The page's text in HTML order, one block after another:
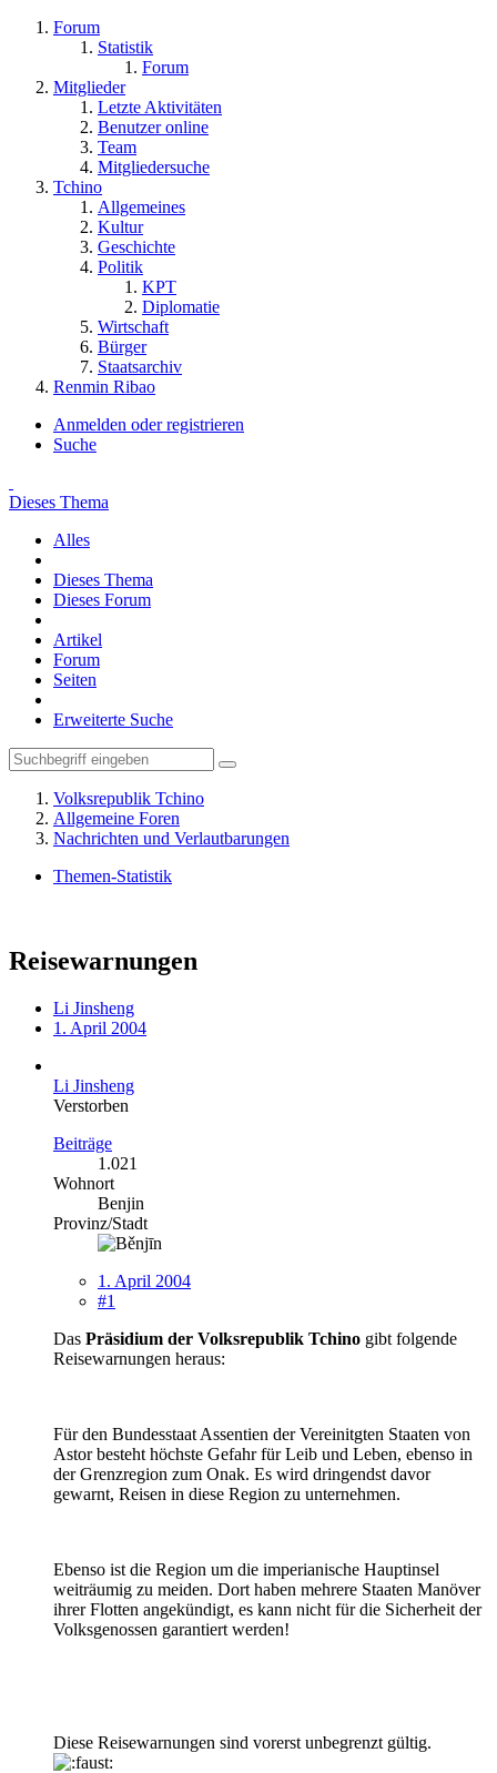
Forum
Statistik
Forum
Mitglieder
Letzte Aktivitäten
Benutzer online
Team
Mitgliedersuche
Tchino
Allgemeines
Kultur
Geschichte
Politik
KPT
Diplomatie
Wirtschaft
Bürger
Staatsarchiv
Renmin Ribao
Anmelden oder registrieren
Suche
Dieses Thema
Alles
Dieses Thema
Dieses Forum
Artikel
Forum
Seiten
Erweiterte Suche
Volksrepublik Tchino
Allgemeine Foren
Nachrichten und Verlautbarungen
Themen-Statistik
Reisewarnungen
Li Jinsheng
1. April 2004
Li Jinsheng
Verstorben
Beiträge
1.021
Wohnort
Benjin
Provinz/Stadt
1. April 2004
#1
Das Präsidium der Volksrepublik Tchino gibt folgende
Reisewarnungen heraus:
Für den Bundesstaat Assentien der Vereinitgten Staaten von
Astor besteht höchste Gefahr für Leib und Leben, ebenso in
der Grenzregion zum Onak. Es wird dringendst davor
gewarnt, Reisen in diese Region zu unternehmen.
Ebenso ist die Region um die imperianische Hauptinsel
weiträumig zu meiden. Dort haben mehrere Staaten Manöver
ihrer Flotten angekündigt, es kann nicht für die Sicherheit der
Volksgenossen garantiert werden!
Diese Reisewarnungen sind vorerst unbegrenzt gültig.